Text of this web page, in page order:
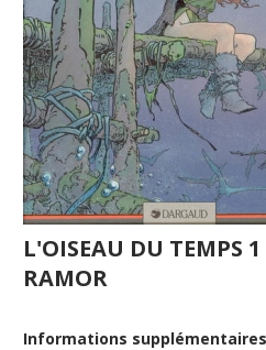
L'OISEAU DU TEMPS
RAMOR
Informations supplémentaires